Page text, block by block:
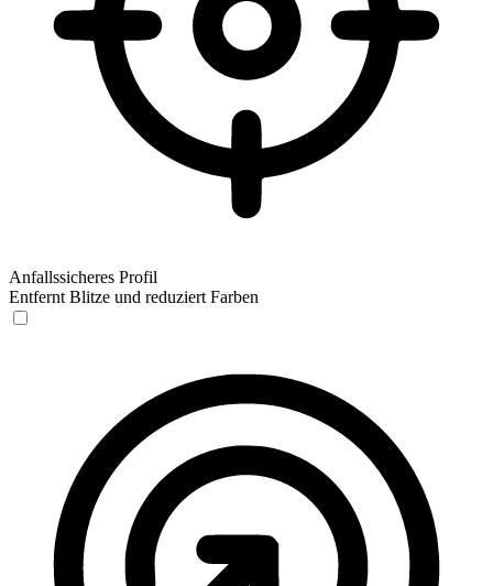
Anfallssicheres Profil
Entfernt Blitze und reduziert Farben